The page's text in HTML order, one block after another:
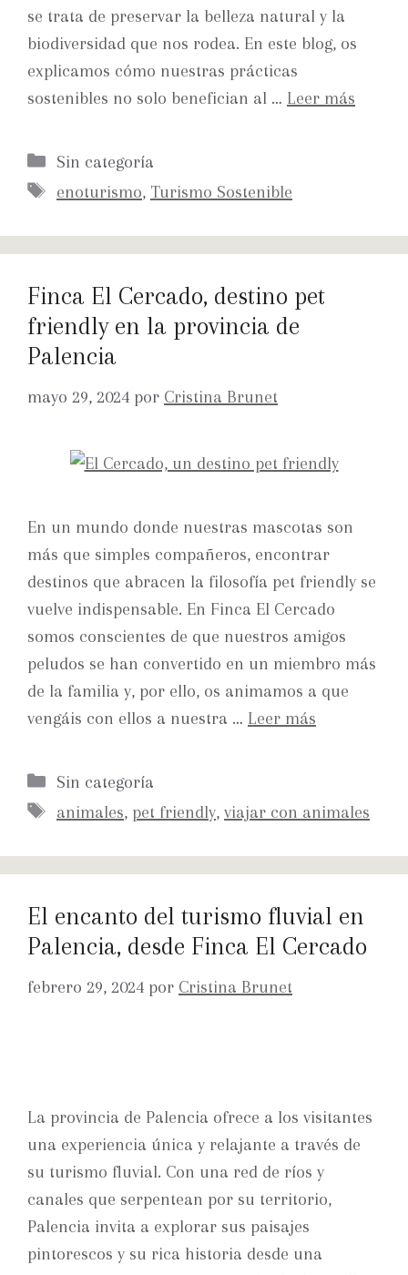
se trata de preservar la belleza natural y la
biodiversidad que nos rodea. En este blog, os
explicamos cómo nuestras prácticas
sostenibles no solo benefician al … Leer más
Sin categoría
enoturismo, Turismo Sostenible
Finca El Cercado, destino pet
friendly en la provincia de
Palencia
mayo 29, 2024 por Cristina Brunet
En un mundo donde nuestras mascotas son
más que simples compañeros, encontrar
destinos que abracen la filosofía pet friendly se
vuelve indispensable. En Finca El Cercado
somos conscientes de que nuestros amigos
peludos se han convertido en un miembro más
de la familia y, por ello, os animamos a que
vengáis con ellos a nuestra … Leer más
Sin categoría
animales, pet friendly, viajar con animales
El encanto del turismo fluvial en
Palencia, desde Finca El Cercado
febrero 29, 2024 por Cristina Brunet
La provincia de Palencia ofrece a los visitantes
una experiencia única y relajante a través de
su turismo fluvial. Con una red de ríos y
canales que serpentean por su territorio,
Palencia invita a explorar sus paisajes
pintorescos y su rica historia desde una